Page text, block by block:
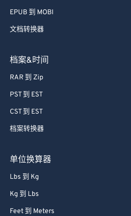
EPUB 到 MOBI
文档转换器
档案&时间
RAR 到 Zip
PST 到 EST
CST 到 EST
档案转换器
单位换算器
Lbs 到 Kg
Kg 到 Lbs
Feet 到 Meters